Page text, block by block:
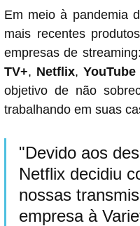
Em meio à pandemia
mais recentes
empresas de
TV+, Netflix, YouTube
objetivo de não
trabalhando em suas
"Devido aos
Netflix decidiu
nossas
empresa à